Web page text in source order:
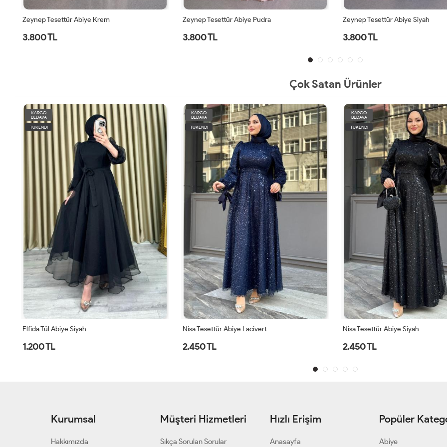
Zeynep Tesettür Abiye Pudra
3.800 TL
Zeynep Tesettür Abiye Siyah
3.800 TL
Zeynep Tesettür Abiye Lacivert
3.800 TL
Çok Satan Ürünler
KARGO
BEDAVA
TÜKENDİ
Nisa Tesettür Abiye Lacivert
2.450 TL
KARGO
BEDAVA
TÜKENDİ
Nisa Tesettür Abiye Siyah
2.450 TL
KARGO
BEDAVA
Melda Abiye Lacivert
2.950 TL
Kurumsal
Hakkımızda
Müşteri Hizmetleri
Sıkça Sorulan Sorular
Hızlı Erişim
Anasayfa
Popüler
Abiye